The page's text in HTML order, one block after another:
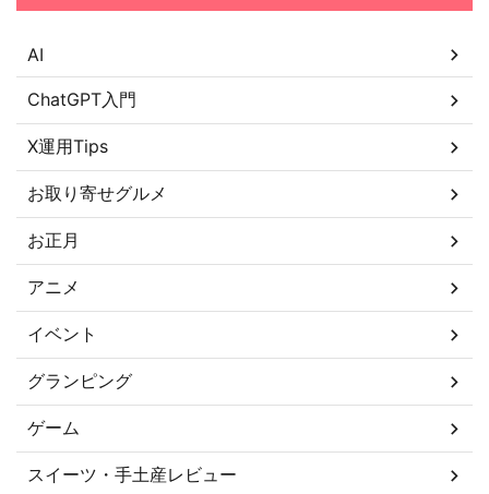
AI
ChatGPT入門
X運用Tips
お取り寄せグルメ
お正月
アニメ
イベント
グランピング
ゲーム
スイーツ・手土産レビュー